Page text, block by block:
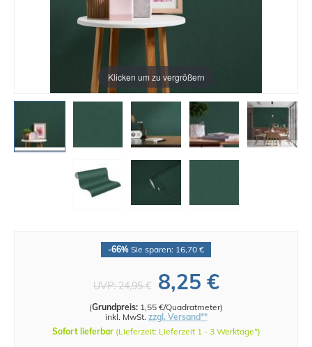
Klicken um zu vergrößern
-66% Sie sparen: 16,70 €
UVP:24,95 € 8,25 €
(Grundpreis: 1,55 €/Quadratmeter)
inkl. MwSt. zzgl. Versand**
Sofort lieferbar (Lieferzeit: Lieferzeit 1 - 3 Werktage*)